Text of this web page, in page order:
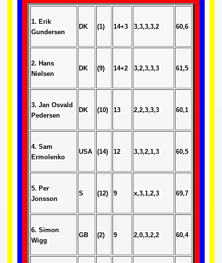
1. Erik
Gundersen
DK (1) 14+3 3,3,3,3,2 60,6
2. Hans
Nielsen
DK (9) 14+2 3,2,3,3,3 61,5
3. Jan Osvald
Pedersen
DK (10) 13 2,2,3,3,3 60,1
4. Sam
Ermolenko
USA (14) 12 3,3,2,1,3 60,5
5. Per
Jonsson
S (12) 9 x,3,1,2,3 69,7
6. Simon
Wigg
GB (2) 9 2,0,3,2,2 60,4
Świata (World Speedway Championship)